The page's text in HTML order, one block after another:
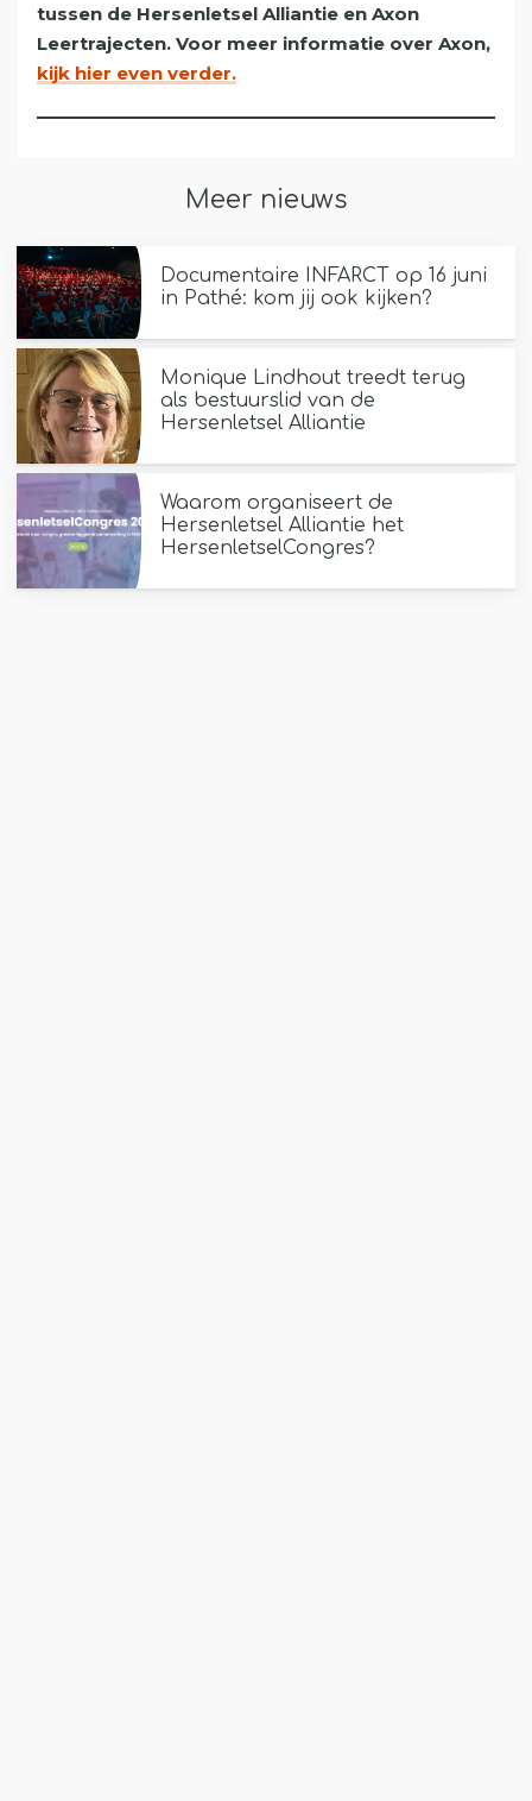
tussen de Hersenletsel Alliantie en Axon
Leertrajecten. Voor meer informatie over Axon,
kijk hier even verder.
Meer nieuws
Documentaire INFARCT op 16 juni
in Pathé: kom jij ook kijken?
Monique Lindhout treedt terug
als bestuurslid van de
Hersenletsel Alliantie
Waarom organiseert de
Hersenletsel Alliantie het
HersenletselCongres?